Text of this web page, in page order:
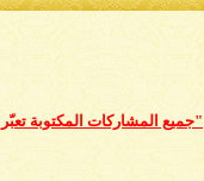
"جميع المشاركات المكتوبة